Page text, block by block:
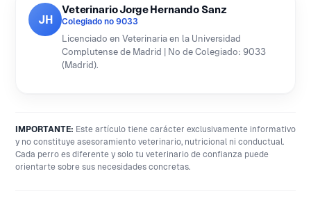
JH
Veterinario Jorge Hernando Sanz
Colegiado nº 9033
Licenciado en Veterinaria en la Universidad
Complutense de Madrid | Nº de Colegiado: 9033
(Madrid).
IMPORTANTE: Este artículo tiene carácter exclusivamente informativo
y no constituye asesoramiento veterinario, nutricional ni conductual.
Cada perro es diferente y solo tu veterinario de confianza puede
orientarte sobre sus necesidades concretas.